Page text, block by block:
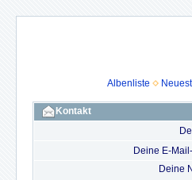
Albenliste
Kontakt
Deine E-
Deine